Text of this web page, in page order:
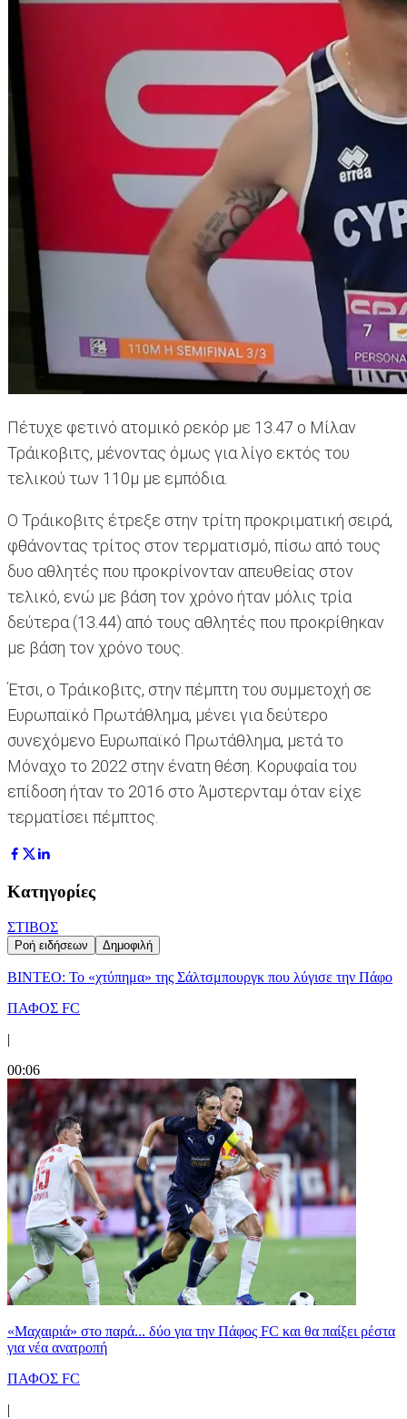
Πέτυχε φετινό ατομικό ρεκόρ με 13.47 ο Μίλαν
Τράικοβιτς, μένοντας όμως για λίγο εκτός του
τελικού των 110μ με εμπόδια.
Ο Τράικοβιτς έτρεξε στην τρίτη προκριματική σειρά,
φθάνοντας τρίτος στον τερματισμό, πίσω από τους
δυο αθλητές που προκρίνονταν απευθείας στον
τελικό, ενώ με βάση τον χρόνο ήταν μόλις τρία
δεύτερα (13.44) από τους αθλητές που προκρίθηκαν
με βάση τον χρόνο τους.
Έτσι, ο Τράικοβιτς, στην πέμπτη του συμμετοχή σε
Ευρωπαϊκό Πρωτάθλημα, μένει για δεύτερο
συνεχόμενο Ευρωπαϊκό Πρωτάθλημα, μετά το
Μόναχο το 2022 στην ένατη θέση. Κορυφαία του
επίδοση ήταν το 2016 στο Άμστερνταμ όταν είχε
τερματίσει πέμπτος.
Κατηγορίες
ΣΤΙΒΟΣ
Ροή ειδήσεων Δημοφιλή
ΒΙΝΤΕΟ: Το «χτύπημα» της Σάλτσμπουργκ που λύγισε την Πάφο
ΠΑΦΟΣ FC
|
00:06
«Μαχαιριά» στο παρά... δύο για την Πάφος FC και θα παίξει ρέστα
για νέα ανατροπή
ΠΑΦΟΣ FC
|